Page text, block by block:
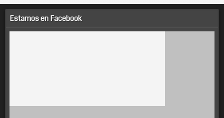
Estamos en Facebook